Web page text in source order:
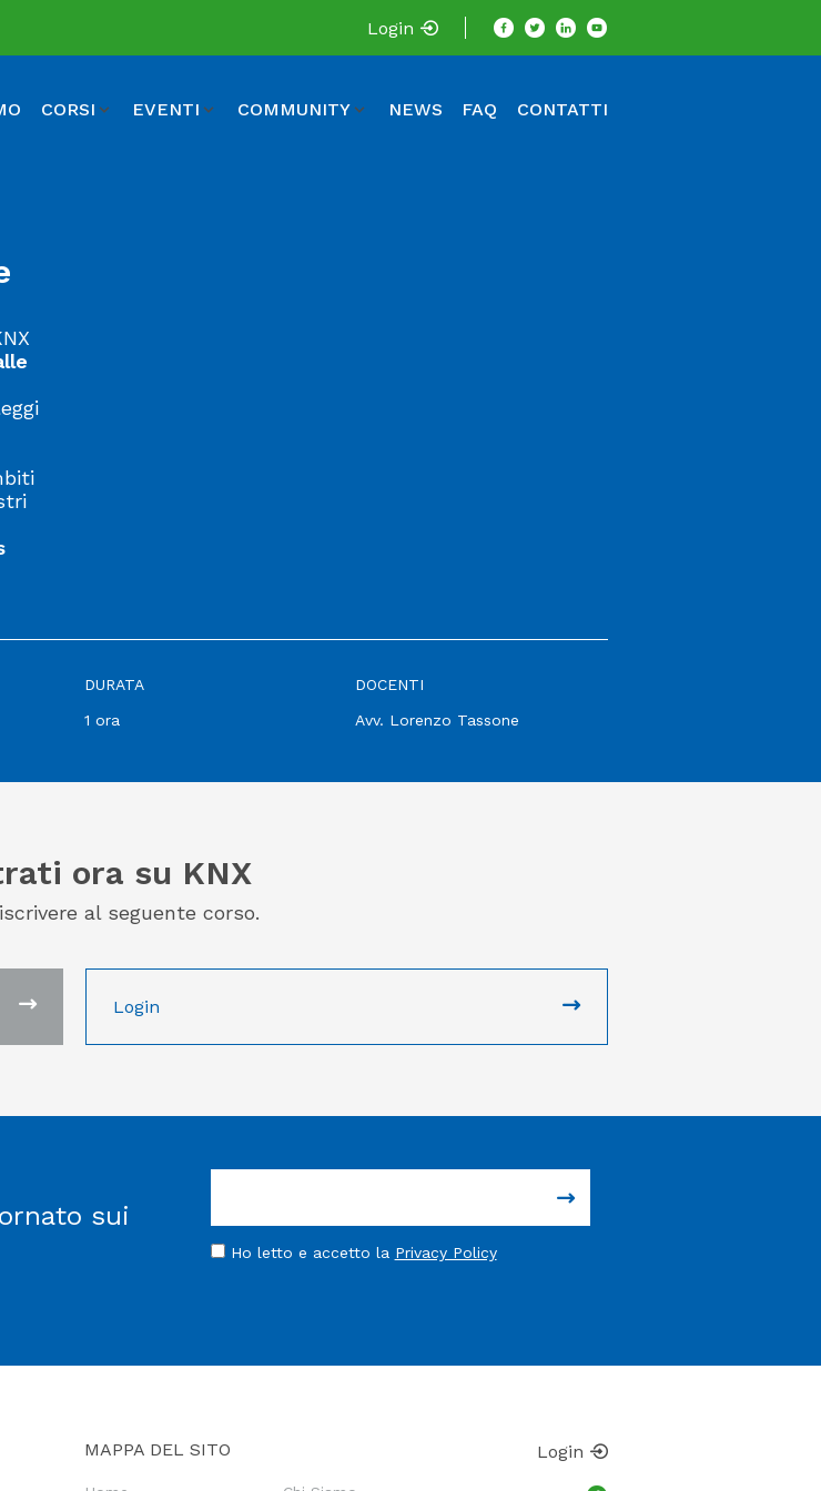
Login
CORSI EVENTI COMMUNITY NEWS FAQ CONTATTI
DURATA
1 ora
DOCENTI
Avv. Lorenzo Tassone
ora su KNX
al seguente corso.
Login
sui
Ho letto e accetto la Privacy Policy
MAPPA DEL SITO Login